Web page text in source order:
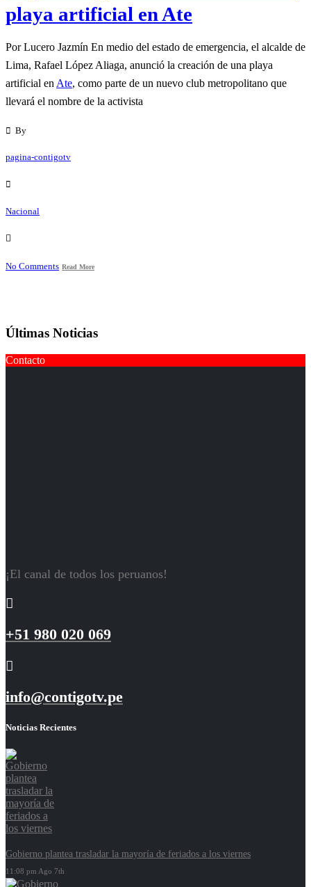
playa artificial en Ate
Por Lucero Jazmín En medio del estado de emergencia, el alcalde de
Lima, Rafael López Aliaga, anunció la creación de una playa
artificial en Ate, como parte de un nuevo club metropolitano que
llevará el nombre de la activista
By
pagina-contigotv
Nacional
No Comments Read More
Últimas Noticias
Contacto
¡El canal de todos los peruanos!
+51 980 020 069
info@contigotv.pe
Noticias Recientes
Gobierno plantea trasladar la mayoría de feriados a los viernes
11:08 pm Ago 7th